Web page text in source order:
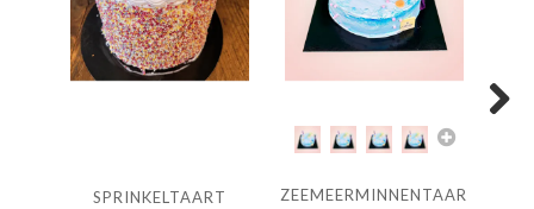
SPRINKELTAART ZEEMEERMINNENTAART